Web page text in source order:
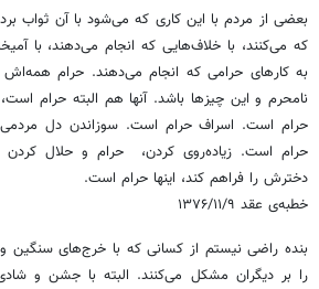
بعضی از مردم با این کاری که می‌شود با آن ثواب
که می‌کنند، با خلاف‌هایی که انجام می‌دهند، با
به کارهای حرامی که انجام می‌دهند. حرام
نامحرم و این چیزها باشد. آنها هم البته حرام
حرام است. اسراف حرام است. سوزاندن دل مردمی
حرام است. زیاده‌روی کردن، ‌ حرام و حلال کردن
دخترش را فراهم کند، اینها حرام است.
خطبه‌ی عقد ۱۳۷۶/۱۱/۹
بنده راضی نیستم از کسانی که با خرج‌های سنگین و
را بر دیگران مشکل می‌کنند. البته با جشن و